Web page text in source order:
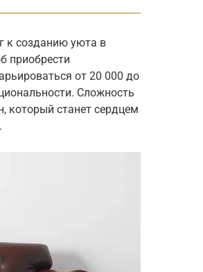
к созданию уюта в
приобрести
от 20 000 до
Сложность
станет сердцем